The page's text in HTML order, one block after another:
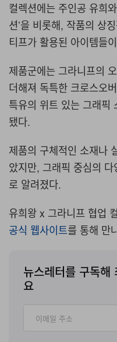
컬렉션에는 주인공 유희
션’을 비롯해, 작품의 상
티프가 활용된 아이템들
제품군에는 그라니프의
더해져 독특한 크로스오
특유의 위트 있는 그래픽
됐다.
제품의 구체적인 소재나
았지만, 그래픽 중심의
로 알려졌다.
유희왕 x 그라니프 협업
공식 웹사이트를 통해 만
뉴스레터를 구독해
요